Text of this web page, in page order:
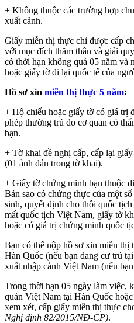
+ Không thuộc các trường hợp
xuất cảnh.
Giấy miễn thị thực chỉ được cấp
với mục đích thăm thân và giải
có thời hạn không quá 05 năm và
hoặc giấy tờ đi lại quốc tế của
Hồ sơ xin miễn thị thực 5 năm:
+ Hộ chiếu hoặc giấy tờ có giá trị
phép thường trú do cơ quan có
bạn.
+ Tờ khai đề nghị cấp, cấp lại
(01 ảnh dán trong tờ khai).
+ Giấy tờ chứng minh bạn thuộc
Bản sao có chứng thực của một
sinh, quyết định cho thôi quốc
mất quốc tịch Việt Nam, giấy tờ
hoặc có giá trị chứng minh quốc
Bạn có thể nộp hồ sơ xin miễn
Hàn Quốc (nếu bạn đang cư trú
xuất nhập cảnh Việt Nam (nếu
Trong thời hạn 05 ngày làm việc,
quán Việt Nam tại Hàn Quốc
xem xét, cấp giấy miễn thị thực
Nghị định 82/2015/NĐ-CP).